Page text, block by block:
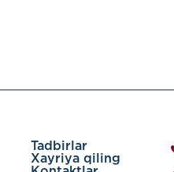
Tadbirlar
Xayriya qiling